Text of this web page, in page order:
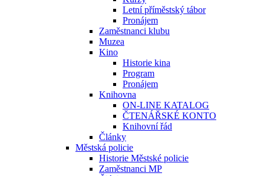
Letní příměstský tábor
Pronájem
Zaměstnanci klubu
Muzea
Kino
Historie kina
Program
Pronájem
Knihovna
ON-LINE KATALOG
ČTENÁŘSKÉ KONTO
Knihovní řád
Články
Městská policie
Historie Městské policie
Zaměstnanci MP